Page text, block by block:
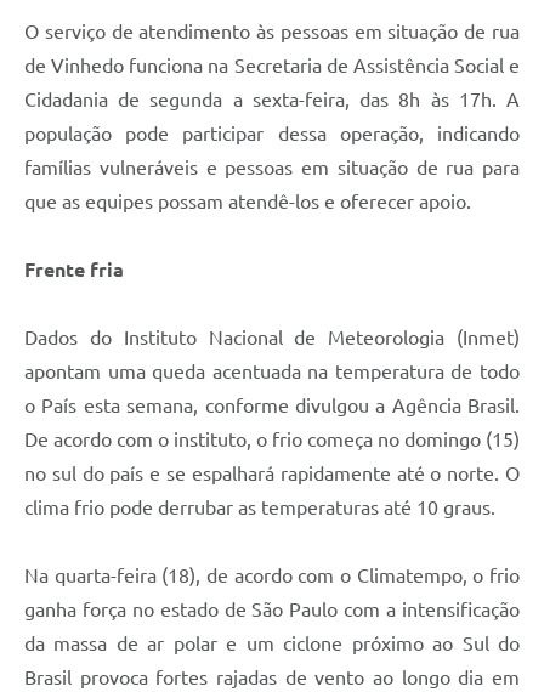
O serviço de atendimento às pessoas em situação de rua
de Vinhedo funciona na Secretaria de Assistência Social e
Cidadania de segunda a sexta-feira, das 8h às 17h. A
população pode participar dessa operação, indicando
famílias vulneráveis e pessoas em situação de rua para
que as equipes possam atendê-los e oferecer apoio.
Frente fria
Dados do Instituto Nacional de Meteorologia (Inmet)
apontam uma queda acentuada na temperatura de todo
o País esta semana, conforme divulgou a Agência Brasil.
De acordo com o instituto, o frio começa no domingo (15)
no sul do país e se espalhará rapidamente até o norte. O
clima frio pode derrubar as temperaturas até 10 graus.
Na quarta-feira (18), de acordo com o Climatempo, o frio
ganha força no estado de São Paulo com a intensificação
da massa de ar polar e um ciclone próximo ao Sul do
Brasil provoca fortes rajadas de vento ao longo dia em